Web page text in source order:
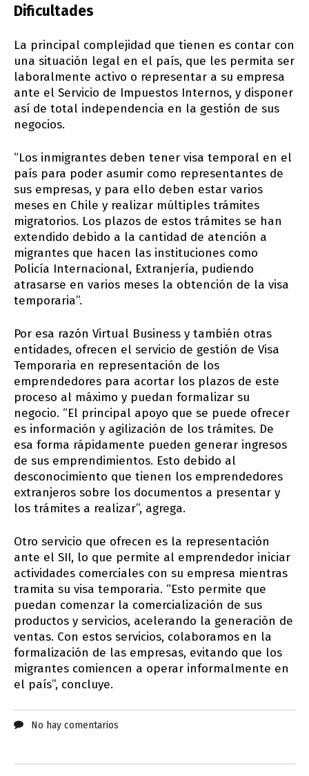
Dificultades
La principal complejidad que tienen es contar con
una situación legal en el país, que les permita ser
laboralmente activo o representar a su empresa
ante el Servicio de Impuestos Internos, y disponer
así de total independencia en la gestión de sus
negocios.
“Los inmigrantes deben tener visa temporal en el
país para poder asumir como representantes de
sus empresas, y para ello deben estar varios
meses en Chile y realizar múltiples trámites
migratorios. Los plazos de estos trámites se han
extendido debido a la cantidad de atención a
migrantes que hacen las instituciones como
Policía Internacional, Extranjería, pudiendo
atrasarse en varios meses la obtención de la visa
temporaria”.
Por esa razón Virtual Business y también otras
entidades, ofrecen el servicio de gestión de Visa
Temporaria en representación de los
emprendedores para acortar los plazos de este
proceso al máximo y puedan formalizar su
negocio. “El principal apoyo que se puede ofrecer
es información y agilización de los trámites. De
esa forma rápidamente pueden generar ingresos
de sus emprendimientos. Esto debido al
desconocimiento que tienen los emprendedores
extranjeros sobre los documentos a presentar y
los trámites a realizar”, agrega.
Otro servicio que ofrecen es la representación
ante el SII, lo que permite al emprendedor iniciar
actividades comerciales con su empresa mientras
tramita su visa temporaria. “Esto permite que
puedan comenzar la comercialización de sus
productos y servicios, acelerando la generación de
ventas. Con estos servicios, colaboramos en la
formalización de las empresas, evitando que los
migrantes comiencen a operar informalmente en
el país”, concluye.
No hay comentarios